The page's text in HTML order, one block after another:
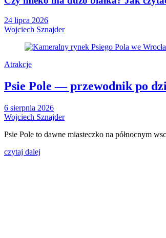
24 lipca 2026
Wojciech Sznajder
Atrakcje
Psie Pole — przewodnik po
6 sierpnia 2026
Wojciech Sznajder
Psie Pole to dawne miasteczko na północnym
czytaj dalej